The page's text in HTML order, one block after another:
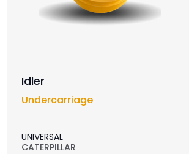
Idler
Undercarriage
UNIVERSAL
CATERPILLAR